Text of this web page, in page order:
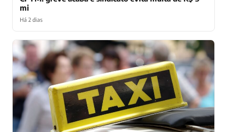
mi
Há 2 dias